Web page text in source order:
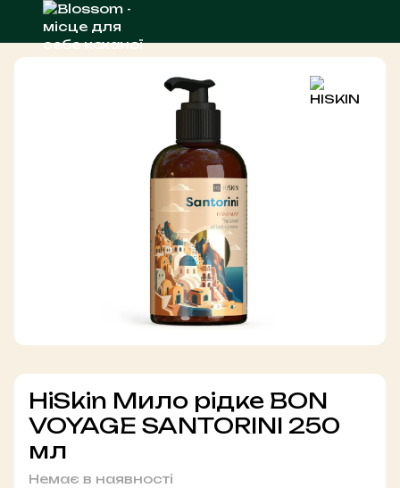
HiSkin Мило рідке BON
VOYAGE SANTORINI 250
мл
Немає в наявності